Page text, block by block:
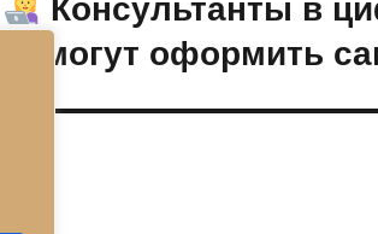
запись:помогут оформить